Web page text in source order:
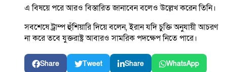
এ বিষয়ে পরে আরও বিস্তারিত জানাবেন বলেও উল্লেখ করেন তিনি।
সবশেষে ট্রাম্প হুঁশিয়ারি দিয়ে বলেন, ইরান যদি চুক্তি অনুযায়ী আচরণ
না করে তবে যুক্তরাষ্ট্র আবারও সামরিক পদক্ষেপ নিতে পারে।
Share Tweet Share WhatsApp